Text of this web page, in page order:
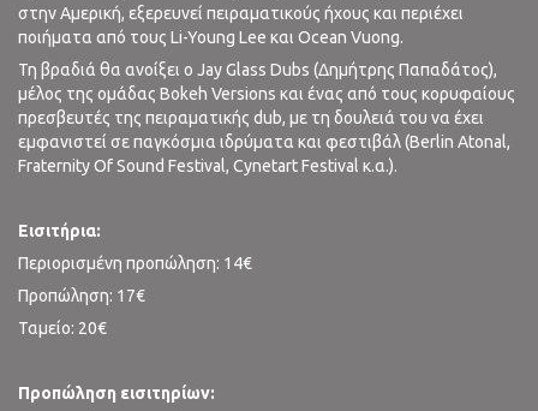
στην Αμερική, εξερευνεί πειραματικούς ήχους και περιέχει
ποιήματα από τους Li-Young Lee και Ocean Vuong.
Τη βραδιά θα ανοίξει ο Jay Glass Dubs (Δημήτρης Παπαδάτος),
μέλος της ομάδας Bokeh Versions και ένας από τους κορυφαίους
πρεσβευτές της πειραματικής dub, με τη δουλειά του να έχει
εμφανιστεί σε παγκόσμια ιδρύματα και φεστιβάλ (Berlin Atonal,
Fraternity Of Sound Festival, Cynetart Festival κ.α.).
Εισιτήρια:
Περιορισμένη προπώληση: 14€
Προπώληση: 17€
Ταμείο: 20€
Προπώληση εισιτηρίων: